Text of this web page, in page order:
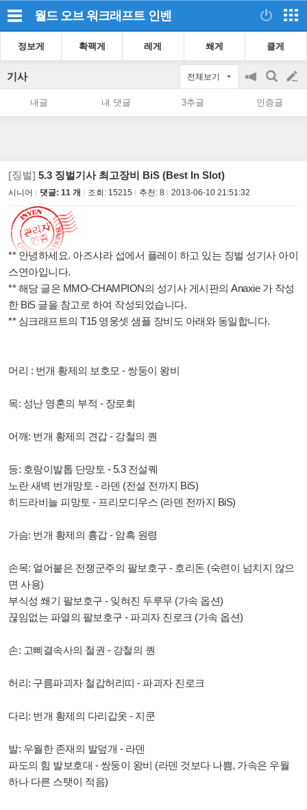
월드 오브 워크래프트 인벤
정보게 확팩게 레게 쐐게 클게
기사 전체보기
공
on/off
검
색
글
쓰
내글 내 댓글 3추글 인증글
[징벌] 5.3 징벌기사 최고장비 BiS (Best In Slot)
시니어 댓글: 11 개 조회: 15215 추천: 8 2013-06-10 21:51:32
** 안녕하세요. 아즈샤라 섭에서 플레이 하고 있는 징벌 성기사 아이
스연아입니다.
** 해당 글은 MMO-CHAMPION의 성기사 게시판의 Anaxie 가 작성
한 BiS 글을 참고로 하여 작성되었습니다.
** 심크래프트의 T15 영웅셋 샘플 장비도 아래와 동일합니다.
머리 : 번개 황제의 보호모 - 쌍둥이 왕비
목: 성난 영혼의 부적 - 장로회
어깨: 번개 황제의 견갑 - 강철의 퀀
등: 호랑이발톱 단망토 - 5.3 전설퀘
노란 새벽 번개망토 - 라덴 (전설 전까지 BiS)
히드라비늘 피망토 - 프리모디우스 (라덴 전까지 BiS)
가슴: 번개 황제의 흉갑 - 암흑 원령
손목: 얼어붙은 전쟁군주의 팔보호구 - 호리돈 (숙련이 넘치지 않으
면 사용)
부식성 쐐기 팔보호구 - 잊혀진 두루무 (가속 옵션)
끊임없는 파열의 팔보호구 - 파괴자 진로크 (가속 옵션)
손: 고삐결속사의 철권 - 강철의 퀀
허리: 구름파괴자 철갑허리띠 - 파괴자 진로크
다리: 번개 황제의 다리갑옷 - 지쿤
발: 우월한 존재의 발덮개 - 라덴
파도의 힘 발보호대 - 쌍둥이 왕비 (라덴 것보다 나쁨, 가속은 우월
하나 다른 스탯이 적음)